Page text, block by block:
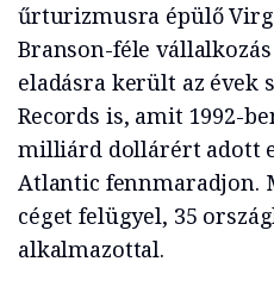
űrturizmusra épülő
Branson-féle
eladásra került az évek
Records is, amit 1992-
milliárd dollárért adott
Atlantic fennmaradjon.
céget felügyel, 35
alkalmazottal.